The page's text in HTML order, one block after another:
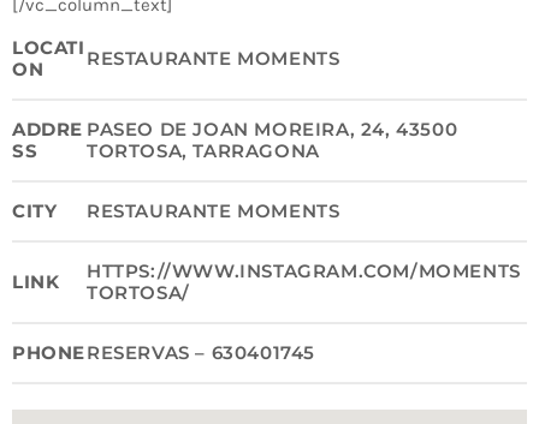
[/vc_column_text]
LOCATI
ON
RESTAURANTE MOMENTS
ADDRE
SS
PASEO DE JOAN MOREIRA, 24, 43500
TORTOSA, TARRAGONA
CITY RESTAURANTE MOMENTS
LINK
HTTPS://WWW.INSTAGRAM.COM/MOMENTS
TORTOSA/
PHONERESERVAS – 630401745